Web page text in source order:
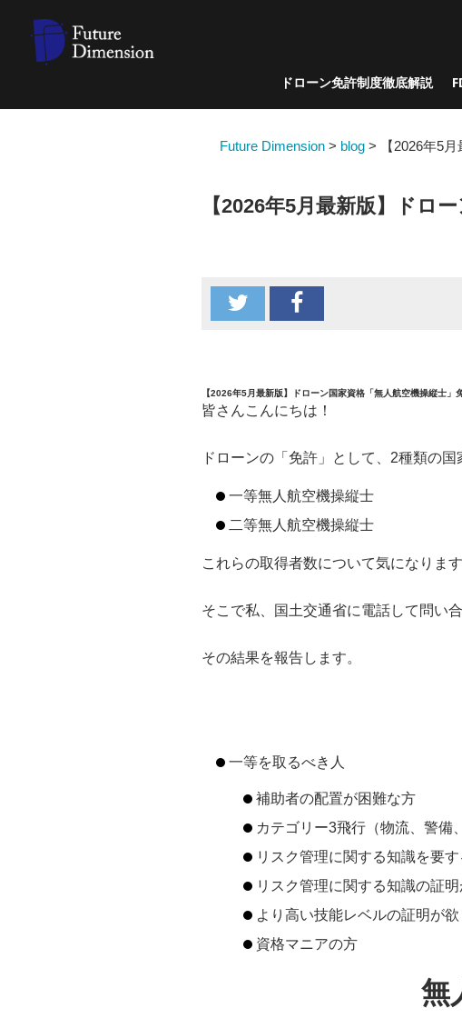
ドローン免許制度徹底解説
Future Dimension > blog > 【2026年5
【2026年5月最新版】ドロ
【2026年5月最新版】ドローン国家資格「無人航空機操縦士」
皆さんこんにちは！
ドローンの「免許」として、2種類の国
一等無人航空機操縦士
二等無人航空機操縦士
これらの取得者数について気になります
そこで私、国土交通省に電話して問い
その結果を報告します。
一等を取るべき人
補助者の配置が困難な方
カテゴリー3飛行（物流、警備
リスク管理に関する知識を要
リスク管理に関する知識の証
より高い技能レベルの証明が
資格マニアの方
無